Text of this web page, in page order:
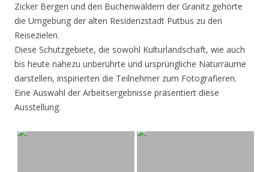
Zicker Bergen und den Buchenwäldern der Granitz gehörte
die Umgebung der alten Residenzstadt Putbus zu den
Reisezielen.
Diese Schutzgebiete, die sowohl Kulturlandschaft, wie auch
bis heute nahezu unberührte und ursprüngliche Naturräume
darstellen, inspirierten die Teilnehmer zum Fotografieren.
Eine Auswahl der Arbeitsergebnisse präsentiert diese
Ausstellung.